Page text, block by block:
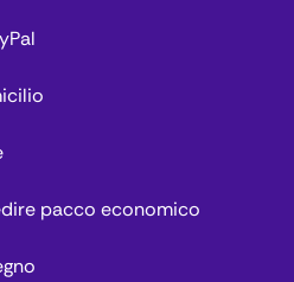
pacco economico